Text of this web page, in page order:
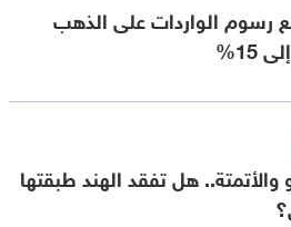
رسوم الواردات على الذهب
والأتمتة.. هل تفقد الهند طبقتها